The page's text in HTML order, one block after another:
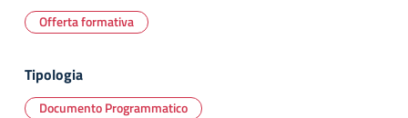
Offerta formativa
Tipologia
Documento Programmatico